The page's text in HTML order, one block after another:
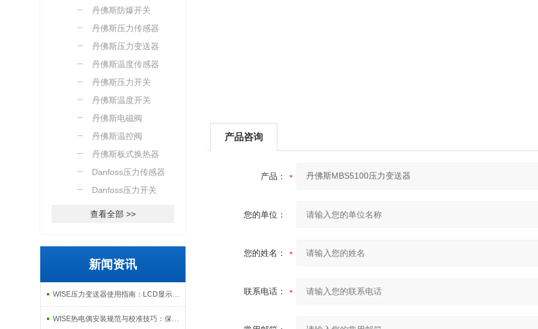
丹佛斯防爆开关
丹佛斯压力传感器
丹佛斯压力变送器
丹佛斯温度传感器
丹佛斯压力开关
丹佛斯温度开关
丹佛斯电磁阀
丹佛斯温控阀
丹佛斯板式换热器
Danfoss压力传感器
Danfoss压力开关
查看全部 >>
新闻资讯
WISE压力变送器使用指南：LCD显示、故障自检与数据远程传输功能解析
WISE热电偶安装规范与校准技巧：保障长期测温准确性与数据可靠性的系统方案
产品咨询
产品：
您的单位：
您的姓名：
联系电话：